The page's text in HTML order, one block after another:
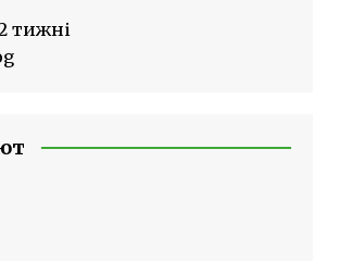
тижні